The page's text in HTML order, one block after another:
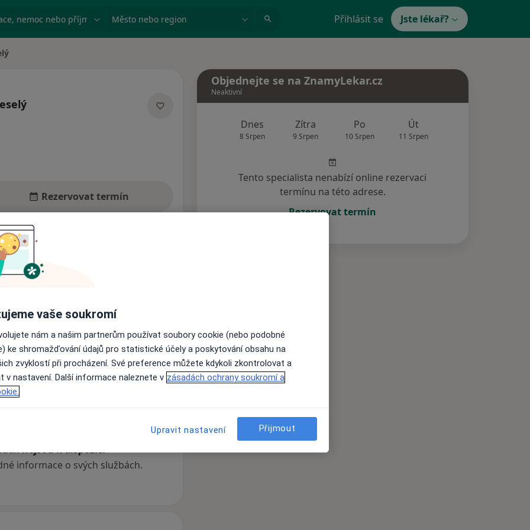
nemoc nebo příjmení Město nebo region Přihlásit se Jste lékař?
Rezervovat termín
Lékařskou fakultu Univerzity
promoci v roce 2000 získal pozici
nemocnice Sahlgrenska v
také zapsán do doktorandského
the natural history, diagnosis
na urologické klinice FN Motol, kde
urologie. Od roku 2010 působí také
nejsou k dispozici
informace o svých službách.
Objednejte se na ZnamyLekar.cz
Neaktivní
Dnes
8 Srpen
Zítra
9 Srpen
Po
10 Srpen
Út
11 Srpen
Tento specialista nenabízí online rezervaci
termínu na této adrese.
Rezervovat termín
vaše soukromí
nám a našim partnerům používat soubory cookie (nebo podobné
ke shromažďování údajů pro statistické účely a poskytování obsahu na
zvyklostí při procházení. Své preference můžete kdykoli zkontrolovat a
v nastavení. Další informace naleznete v zásadách ochrany soukromí a
Upravit nastavení Přijmout